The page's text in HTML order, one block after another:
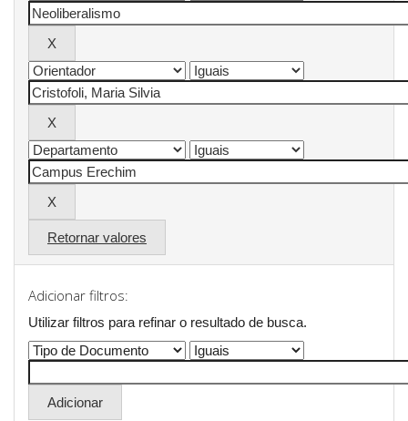
Retornar valores
Adicionar filtros:
Utilizar filtros para refinar o resultado de busca.